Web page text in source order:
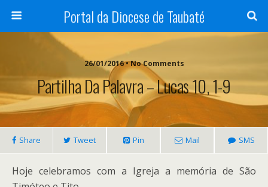
Portal da Diocese de Taubaté
26/01/2016 • No Comments
Partilha Da Palavra – Lucas 10, 1-9
Share Tweet Pin Mail SMS
Hoje celebramos com a Igreja a memória de São